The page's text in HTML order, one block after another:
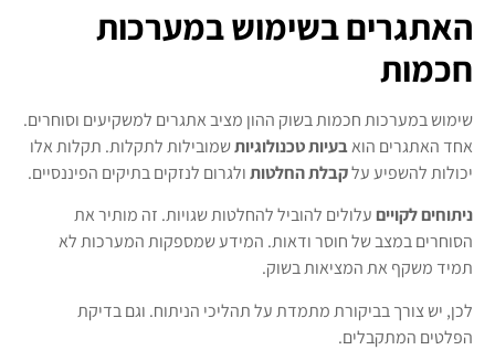
האתגרים בשימוש במערכות
חכמות
שימוש במערכות חכמות בשוק ההון מציב אתגרים למשקיעים וסוחרים.
אחד האתגרים הואבעיות טכנולוגיותשמובילות לתקלות. תקלות אלו
יכולות להשפיע עלקבלת החלטותולגרום לנזקים בתיקים הפיננסיים.
ניתוחים לקוייםעלולים להוביל להחלטות שגויות. זה מותיר את
הסוחרים במצב של חוסר ודאות. המידע שמספקות המערכות לא
תמיד משקף את המציאות בשוק.
לכן, יש צורך בביקורת מתמדת על תהליכי הניתוח. וגם בדיקת
הפלטים המתקבלים.